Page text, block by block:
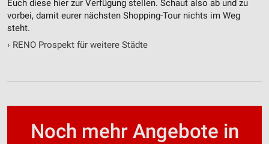
Euch diese hier zur Verfügung stellen. Schaut also ab und zu
vorbei, damit eurer nächsten Shopping-Tour nichts im Weg
steht.
› RENO Prospekt für weitere Städte
Noch mehr Angebote in
Werbung